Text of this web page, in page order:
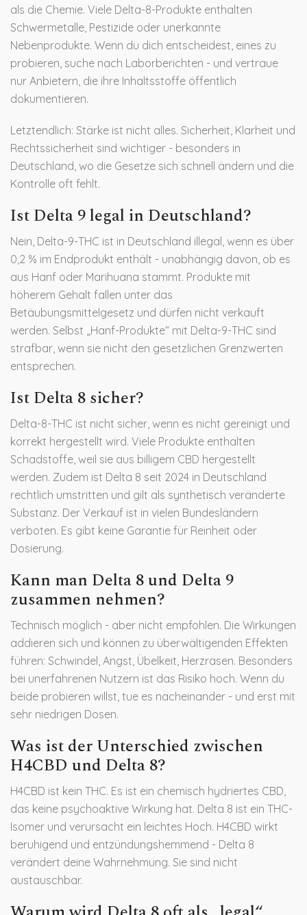
als die Chemie. Viele Delta-8-Produkte enthalten
Schwermetalle, Pestizide oder unerkannte
Nebenprodukte. Wenn du dich entscheidest, eines zu
probieren, suche nach Laborberichten - und vertraue
nur Anbietern, die ihre Inhaltsstoffe öffentlich
dokumentieren.
Letztendlich: Stärke ist nicht alles. Sicherheit, Klarheit und
Rechtssicherheit sind wichtiger - besonders in
Deutschland, wo die Gesetze sich schnell ändern und die
Kontrolle oft fehlt.
Ist Delta 9 legal in Deutschland?
Nein, Delta-9-THC ist in Deutschland illegal, wenn es über
0,2 % im Endprodukt enthält - unabhängig davon, ob es
aus Hanf oder Marihuana stammt. Produkte mit
höherem Gehalt fallen unter das
Betäubungsmittelgesetz und dürfen nicht verkauft
werden. Selbst „Hanf-Produkte“ mit Delta-9-THC sind
strafbar, wenn sie nicht den gesetzlichen Grenzwerten
entsprechen.
Ist Delta 8 sicher?
Delta-8-THC ist nicht sicher, wenn es nicht gereinigt und
korrekt hergestellt wird. Viele Produkte enthalten
Schadstoffe, weil sie aus billigem CBD hergestellt
werden. Zudem ist Delta 8 seit 2024 in Deutschland
rechtlich umstritten und gilt als synthetisch veränderte
Substanz. Der Verkauf ist in vielen Bundesländern
verboten. Es gibt keine Garantie für Reinheit oder
Dosierung.
Kann man Delta 8 und Delta 9
zusammen nehmen?
Technisch möglich - aber nicht empfohlen. Die Wirkungen
addieren sich und können zu überwältigenden Effekten
führen: Schwindel, Angst, Übelkeit, Herzrasen. Besonders
bei unerfahrenen Nutzern ist das Risiko hoch. Wenn du
beide probieren willst, tue es nacheinander - und erst mit
sehr niedrigen Dosen.
Was ist der Unterschied zwischen
H4CBD und Delta 8?
H4CBD ist kein THC. Es ist ein chemisch hydriertes CBD,
das keine psychoaktive Wirkung hat. Delta 8 ist ein THC-
Isomer und verursacht ein leichtes Hoch. H4CBD wirkt
beruhigend und entzündungshemmend - Delta 8
verändert deine Wahrnehmung. Sie sind nicht
austauschbar.